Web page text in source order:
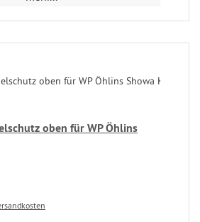
oben für WP Öhlins